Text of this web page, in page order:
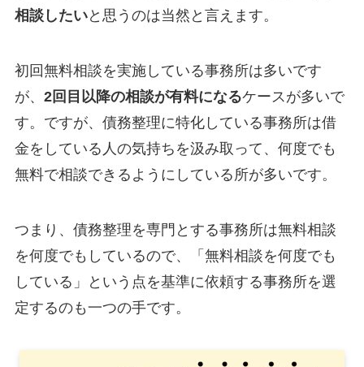
相談したいと思うのは当然と言えます。
初回無料相談を実施している事務所は多いです
が、 2回目以降の相談が有料になるケースが多いで
す。ですが、債務整理に特化している事務所は借
金をしている人の気持ちを汲み取って、何度でも
無料で相談できるようにしている所が多いです。
つまり、債務整理を専門とする事務所は無料相談
を何度でもしているので、「無料相談を何度でも
している」という点を基準に依頼する事務所を選
定するのも一つの手です。